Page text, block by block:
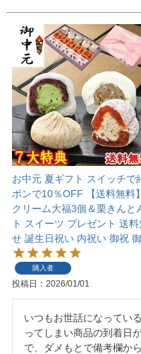
お中元 夏ギフト スイッチで
ポンで10％OFF 【送料無料
クリーム大福3個＆栗きんと
ト スイーツ プレゼント 送
せ 誕生日祝い 内祝い 御祝
購入者
投稿日 2026/01/01
いつもお世話になってい
ってしまい商品の到着日
で、ダメもとで備考欄か